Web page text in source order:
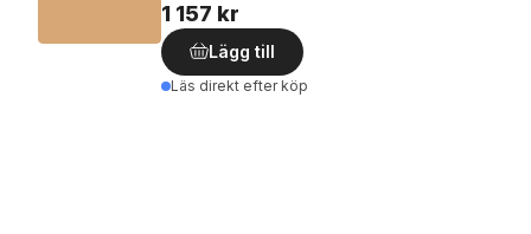
1 157 kr
Lägg till
Läs direkt efter köp